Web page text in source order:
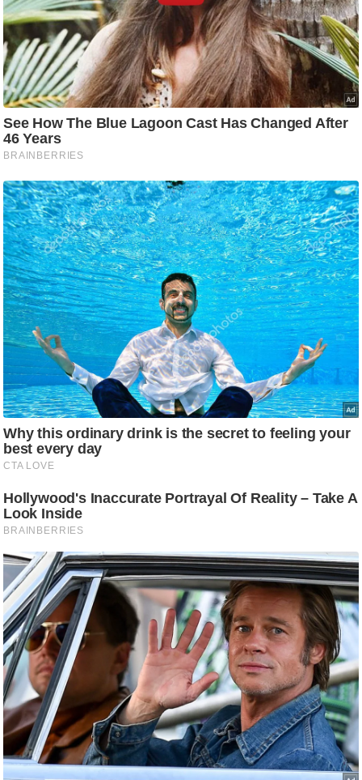
g
N
e
w
s
ला
इ
फ
स्टा
इ
ल
टे
क्नॉ
लॉ
जी
ब्यू
/
फै
श
न
घ
लू
नु
स्खे
प
र्य
ट
न
स्थ
ल
फि
ट
ने
स